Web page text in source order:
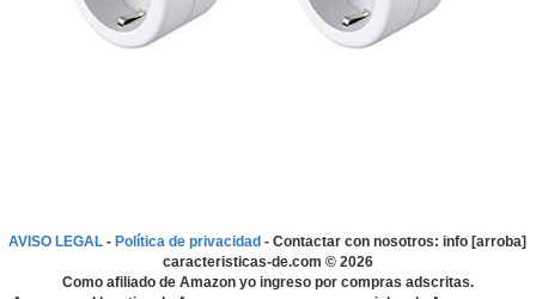
AVISO LEGAL -Política de privacidad - Contactar con nosotros: info [arroba]
caracteristicas-de.com © 2026
Como afiliado de Amazon yo ingreso por compras adscritas.